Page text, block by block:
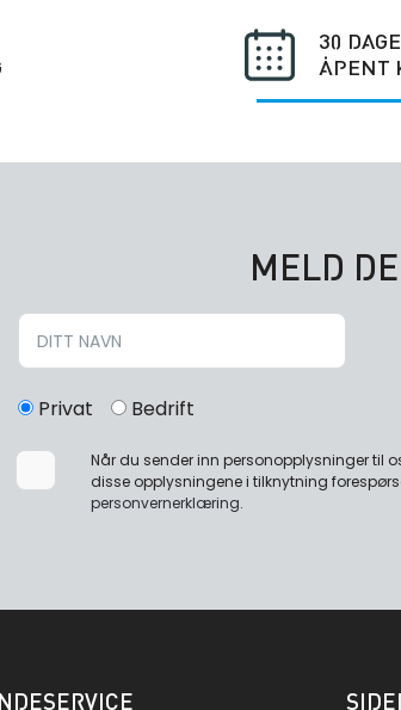
30
ÅPENT
MELD
Privat Bedrift
Når du sender inn personopplysninger til
disse opplysningene i tilknytning
personvernerklæring.